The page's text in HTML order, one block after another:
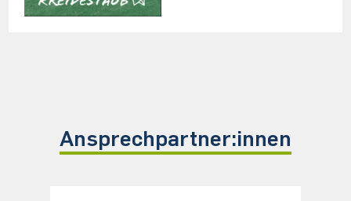
Ansprechpartner:innen